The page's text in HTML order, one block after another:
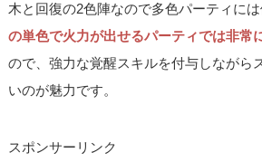
木と回復の2色陣なので多色パーティに
の単色で火力が出せるパーティでは非常
ので、強力な覚醒スキルを付与しながら
いのが魅力です。
スポンサーリンク